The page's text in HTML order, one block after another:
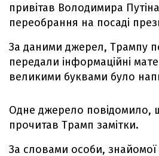
привітав Володимира
переобрання на посаді
За даними джерел, Трампу
передали інформаційні
великими буквами було
Одне джерело повідомило,
прочитав Трамп замітки.
За словами особи,